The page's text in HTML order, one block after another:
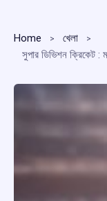
Home
খেলা
সুপার ডিভিশন ক্রিকেট :